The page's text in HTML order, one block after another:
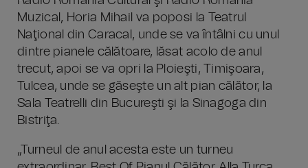
Muzical, Horia Mihail va poposi la Teatrul
Naţional din Caracal, unde se va întâlni cu unul
dintre pianele călătoare, lăsat acolo de anul
trecut, apoi se va opri la Ploieşti, Timişoara,
Tulcea, unde se găseşte un alt pian călător, la
Sala Teatrelli din Bucureşti şi la Sinagoga din
Bistriţa.
„Turneul de anul acesta este un turneu